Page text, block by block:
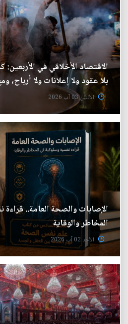
الاقتصاد الأخلاقي في
بلا عقود ولا إعلانات ولا أرباح،
الأثنين 03 آب 2026
الإصابات والصحة العامة..
المخاطر والوقاية
الأحد 02 آب 2026